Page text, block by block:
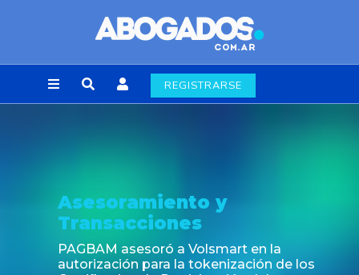
REGISTRARSE
Noticia
Fin de la obligación de rúbrica de los
laborales en la Ciudad de Buenos Aires